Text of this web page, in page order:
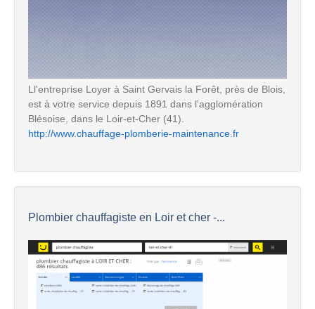
Ll'entreprise Loyer à Saint Gervais la Forêt, près de Blois,
est à votre service depuis 1891 dans l'agglomération
Blésoise, dans le Loir-et-Cher (41).
http://www.chauffage-plomberie-maintenance.fr
Plombier chauffagiste en Loir et cher -...